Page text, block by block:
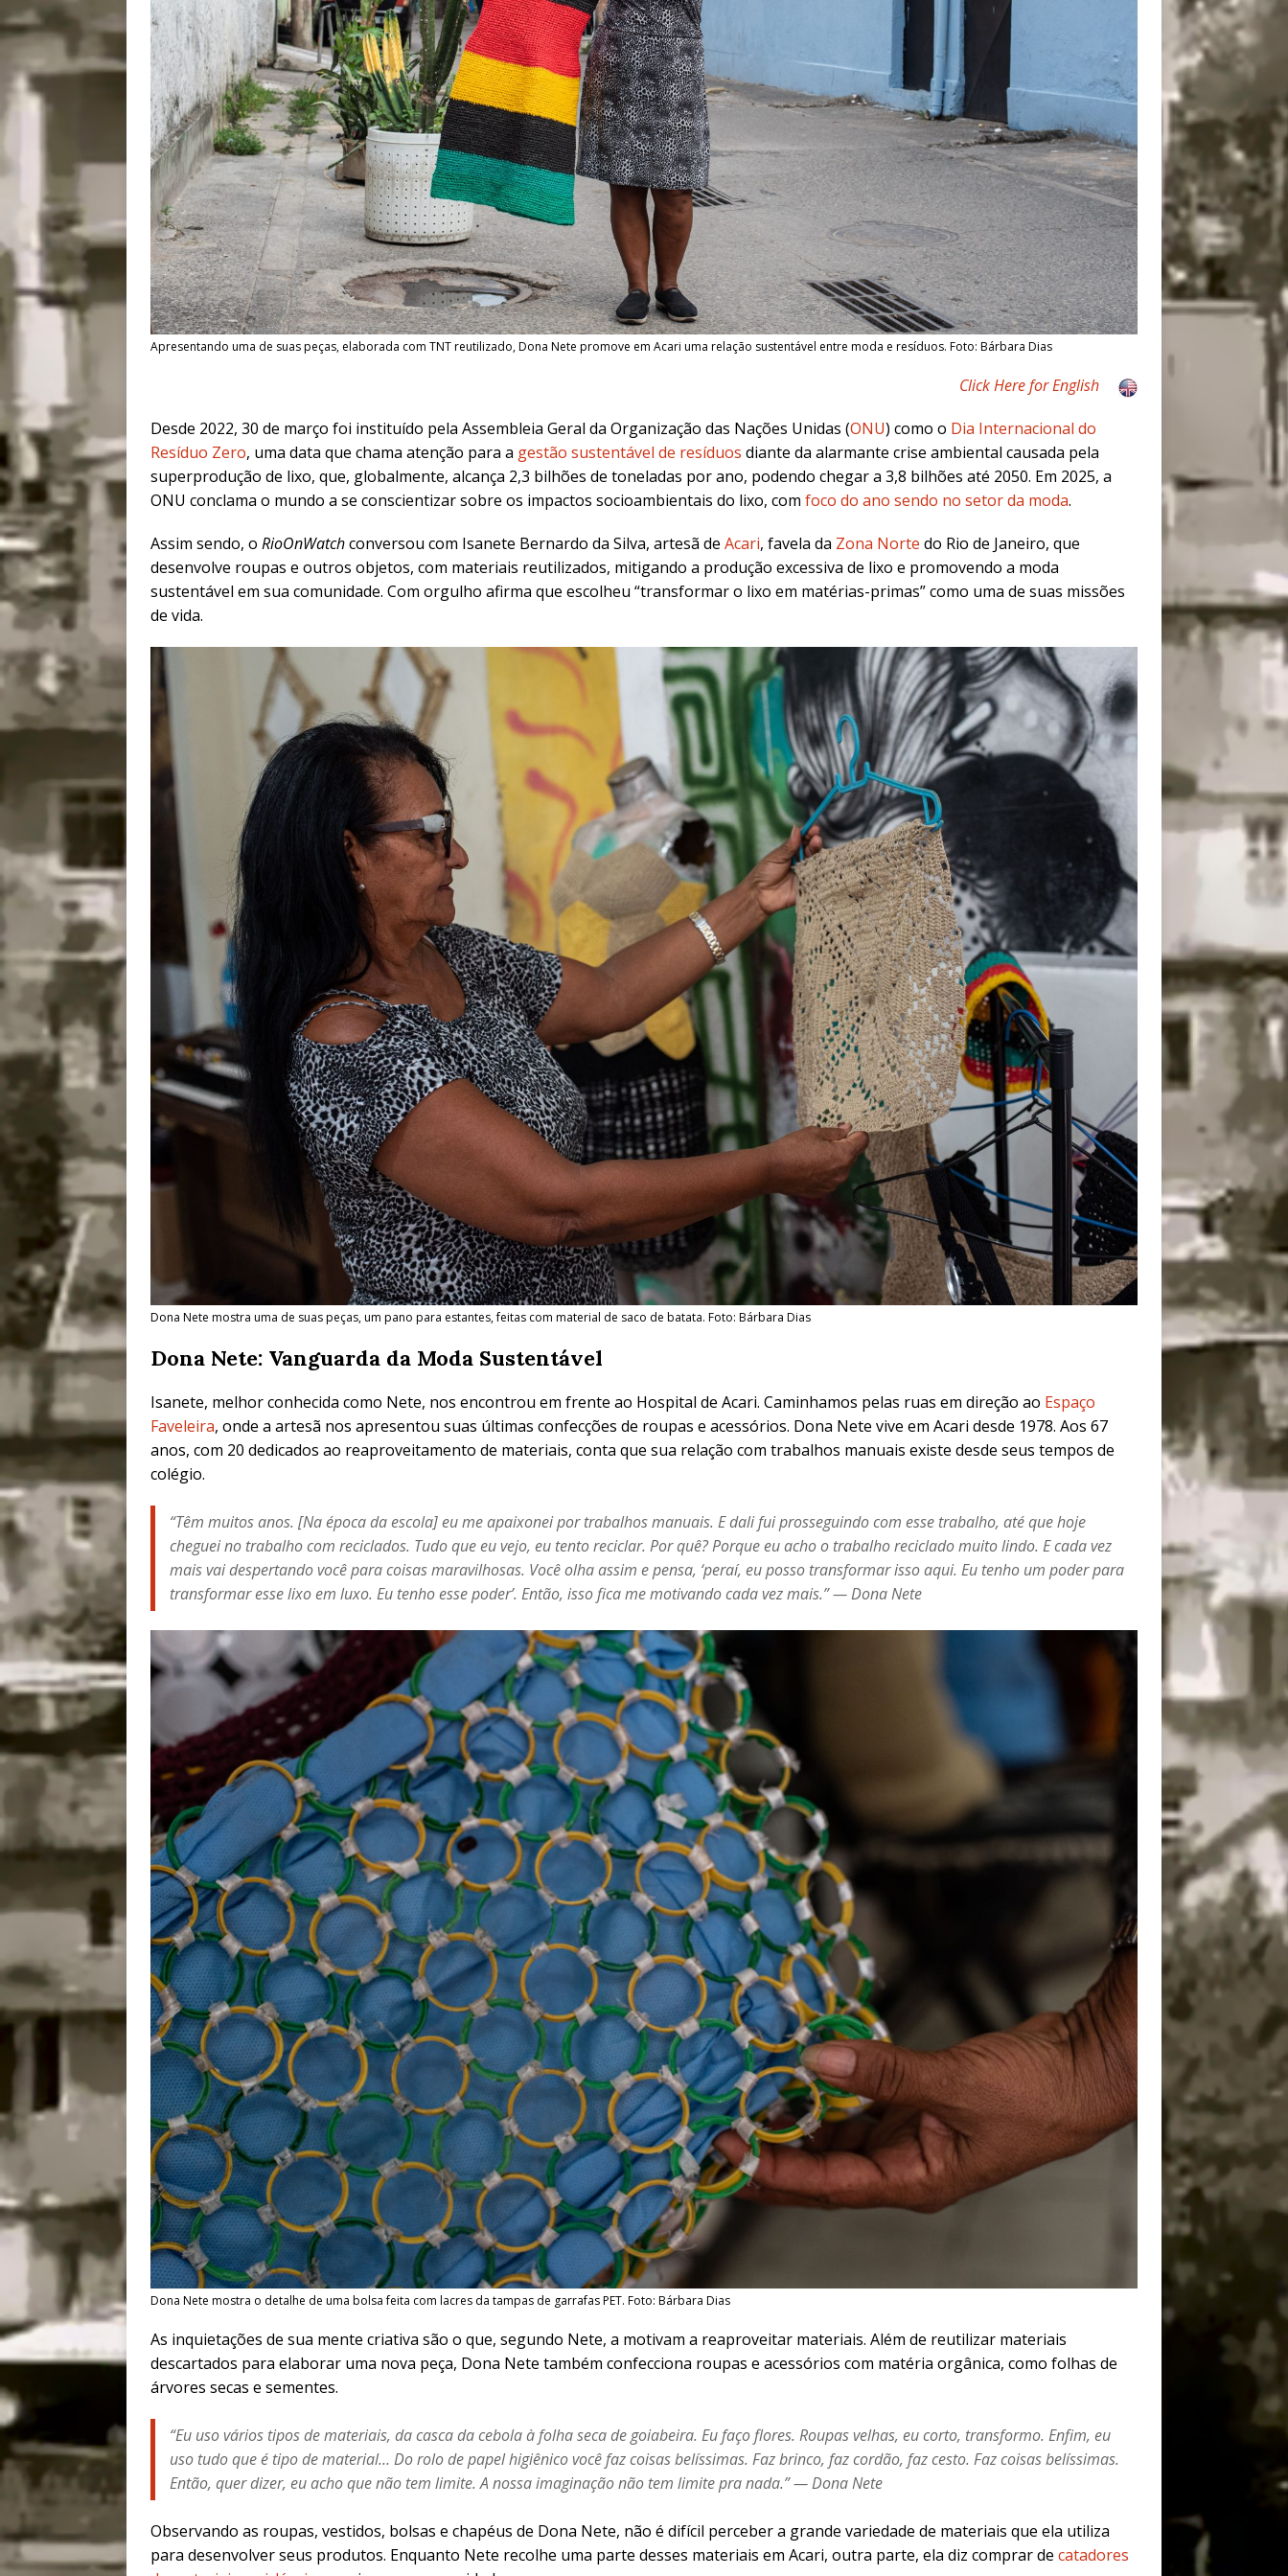
Apresentando uma de suas peças, elaborada com TNT reutilizado, Dona Nete promove em Acari uma relação sustentável entre moda e resíduos. Foto: Bárbara Dias
Click Here for English
Desde 2022, 30 de março foi instituído pela Assembleia Geral da Organização das Nações Unidas (ONU) como o Dia Internacional do
Resíduo Zero, uma data que chama atenção para a gestão sustentável de resíduos diante da alarmante crise ambiental causada pela
superprodução de lixo, que, globalmente, alcança 2,3 bilhões de toneladas por ano, podendo chegar a 3,8 bilhões até 2050. Em 2025, a
ONU conclama o mundo a se conscientizar sobre os impactos socioambientais do lixo, com foco do ano sendo no setor da moda.
Assim sendo, o RioOnWatchconversou com Isanete Bernardo da Silva, artesã de Acari, favela da Zona Norte do Rio de Janeiro, que
desenvolve roupas e outros objetos, com materiais reutilizados, mitigando a produção excessiva de lixo e promovendo a moda
sustentável em sua comunidade. Com orgulho afirma que escolheu “transformar o lixo em matérias-primas” como uma de suas missões
de vida.
Dona Nete mostra uma de suas peças, um pano para estantes, feitas com material de saco de batata. Foto: Bárbara Dias
Dona Nete: Vanguarda da Moda Sustentável
Isanete, melhor conhecida como Nete, nos encontrou em frente ao Hospital de Acari. Caminhamos pelas ruas em direção ao Espaço
Faveleira, onde a artesã nos apresentou suas últimas confecções de roupas e acessórios. Dona Nete vive em Acari desde 1978. Aos 67
anos, com 20 dedicados ao reaproveitamento de materiais, conta que sua relação com trabalhos manuais existe desde seus tempos de
colégio.
“Têm muitos anos. [Na época da escola] eu me apaixonei por trabalhos manuais. E dali fui prosseguindo com esse trabalho, até que hoje
cheguei no trabalho com reciclados. Tudo que eu vejo, eu tento reciclar. Por quê? Porque eu acho o trabalho reciclado muito lindo. E cada vez
mais vai despertando você para coisas maravilhosas. Você olha assim e pensa, ‘peraí, eu posso transformar isso aqui. Eu tenho um poder para
transformar esse lixo em luxo. Eu tenho esse poder’. Então, isso fica me motivando cada vez mais.” — Dona Nete
Dona Nete mostra o detalhe de uma bolsa feita com lacres da tampas de garrafas PET. Foto: Bárbara Dias
As inquietações de sua mente criativa são o que, segundo Nete, a motivam a reaproveitar materiais. Além de reutilizar materiais
descartados para elaborar uma nova peça, Dona Nete também confecciona roupas e acessórios com matéria orgânica, como folhas de
árvores secas e sementes.
“Eu uso vários tipos de materiais, da casca da cebola à folha seca de goiabeira. Eu faço flores. Roupas velhas, eu corto, transformo. Enfim, eu
uso tudo que é tipo de material… Do rolo de papel higiênico você faz coisas belíssimas. Faz brinco, faz cordão, faz cesto. Faz coisas belíssimas.
Então, quer dizer, eu acho que não tem limite. A nossa imaginação não tem limite pra nada.” — Dona Nete
Observando as roupas, vestidos, bolsas e chapéus de Dona Nete, não é difícil perceber a grande variedade de materiais que ela utiliza
para desenvolver seus produtos. Enquanto Nete recolhe uma parte desses materiais em Acari, outra parte, ela diz comprar de catadores